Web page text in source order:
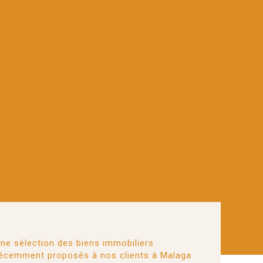
sélection des biens immobiliers
proposés à nos clients à Malaga